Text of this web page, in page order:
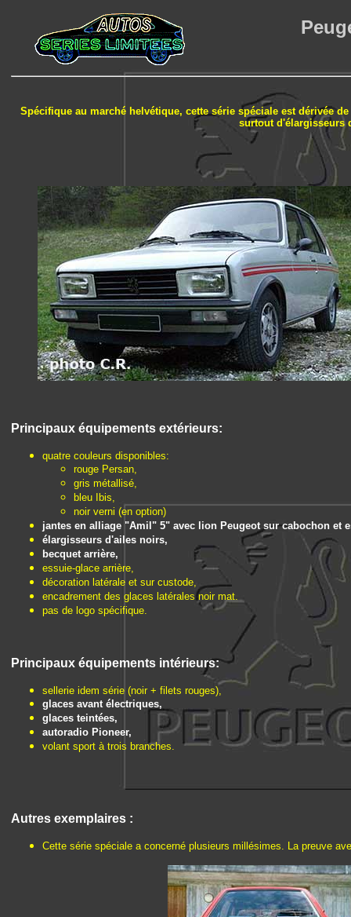
Spécifique au marché helvétique, cette série spéciale est dérivée
surtout d'élargisseurs
Principaux équipements extérieurs:
quatre couleurs disponibles:
rouge Persan,
gris métallisé,
bleu Ibis,
noir verni (en option)
jantes en alliage "Amil" 5" avec lion Peugeot sur cabochon et
élargisseurs d'ailes noirs,
becquet arrière,
essuie-glace arrière,
décoration latérale et sur custode,
encadrement des glaces latérales noir mat.
pas de logo spécifique.
Principaux équipements intérieurs:
sellerie idem série (noir + filets rouges),
glaces avant électriques,
glaces teintées,
autoradio Pioneer,
volant sport à trois branches.
Autres exemplaires :
Cette série spéciale a concerné plusieurs millésimes. La preuve